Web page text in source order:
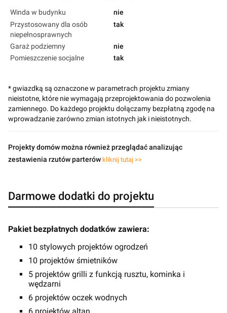
Winda w budynku
nie
Przystosowany dla osób
niepełnosprawnych
tak
Garaż podziemny
nie
Pomieszczenie socjalne
tak
* gwiazdką są oznaczone w parametrach projektu zmiany
nieistotne, które nie wymagają przeprojektowania do pozwolenia
zamiennego. Do każdego projektu dołączamy bezpłatną zgodę na
wprowadzanie zarówno zmian istotnych jak i nieistotnych.
Projekty domów można również przeglądać analizując
zestawienia rzutów parterów kliknij tutaj >>
Darmowe dodatki do projektu
Pakiet bezpłatnych dodatków zawiera:
10 stylowych projektów ogrodzeń
10 projektów śmietników
5 projektów grilli z funkcją rusztu, kominka i
wędzarni
6 projektów oczek wodnych